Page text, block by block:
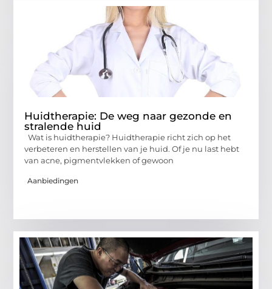
Huidtherapie: De weg naar gezonde en
stralende huid
Wat is huidtherapie? Huidtherapie richt zich op het
verbeteren en herstellen van je huid. Of je nu last hebt
van acne, pigmentvlekken of gewoon
Aanbiedingen